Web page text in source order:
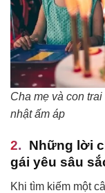
Cha mẹ và con
nhật ấm áp
Những lời
gái yêu sâu
Khi tìm kiếm một